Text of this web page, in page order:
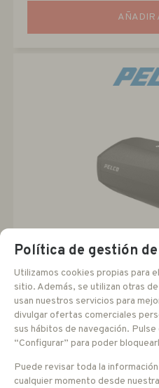
AÑADIR
SRXE4P-8-IBX-1
Camara Tipo BOX Enhanced
- +
Política de gestión
Utilizamos cookies propias para
sitio. Además, se utilizan otras
usan nuestros servicios para
divulgar ofertas comerciales
sus hábitos de navegación.
“Configurar” para poder
Puede revisar toda la
cualquier momento desde nuestra